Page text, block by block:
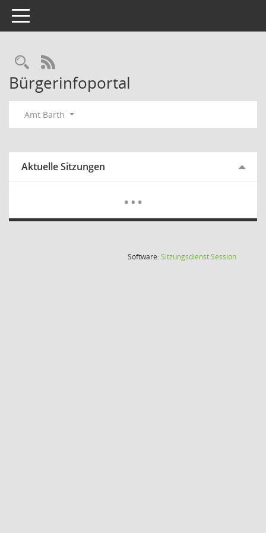
Toggle navigation
Rechercheauswahl
RSS-Feed
Bürgerinfoportal
Amt Barth
Aktuelle Sitzungen
…Mehr
Software:SitzungsdienstSession(Wird in